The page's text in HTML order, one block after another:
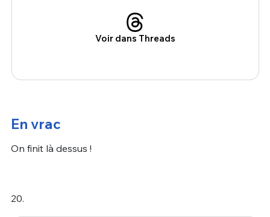
Voir dans Threads
En vrac
On finit là dessus !
20.